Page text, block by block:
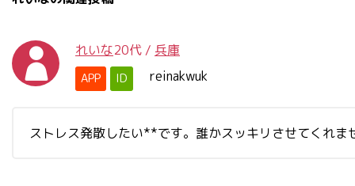
れいな20代 / 兵庫
APP ID reinakwuk
ストレス発散したい**です。誰かスッキリさせてくれま